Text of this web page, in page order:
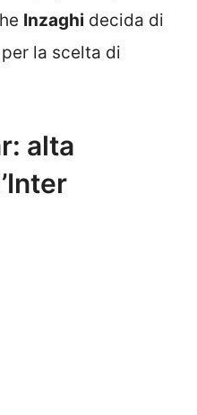
Inzaghi decida di
la scelta di
alta